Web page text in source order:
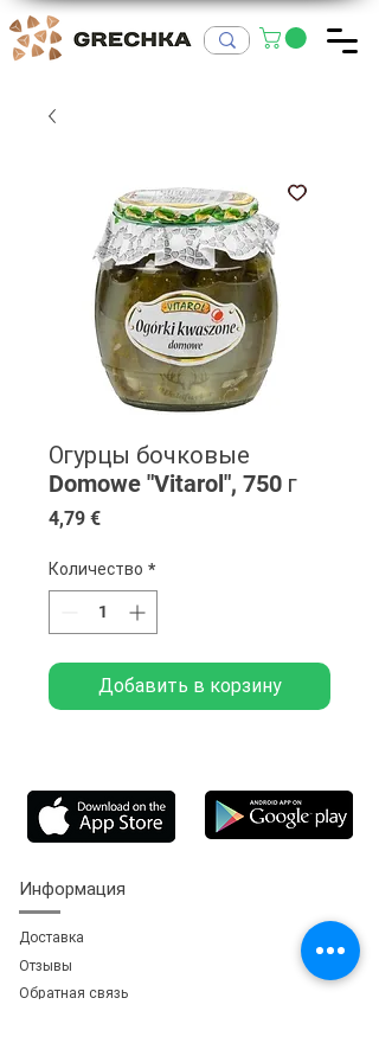
Огурцы бочковые
Domowe "Vitarol", 750 г
4,79 €Цена
Количество *
Добавить в корзину
Информация
Доставка
Отзывы
Обратная связь